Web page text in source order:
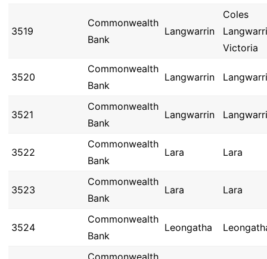
3519
Commonwealth
Bank
Langwarrin
Coles
Victoria
3520
Commonwealth
Bank
Langwarrin
3521
Commonwealth
Bank
Langwarrin
3522
Commonwealth
Bank
Lara Lara
3523
Commonwealth
Bank
Lara Lara
3524
Commonwealth
Bank
Leongatha
Commonwealth